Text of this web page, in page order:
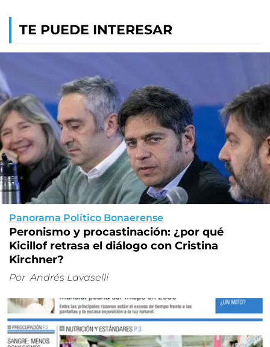
TE PUEDE INTERESAR
Panorama Político Bonaerense
Peronismo y procastinación: ¿por qué
Kicillof retrasa el diálogo con Cristina
Kirchner?
Por Andrés Lavaselli